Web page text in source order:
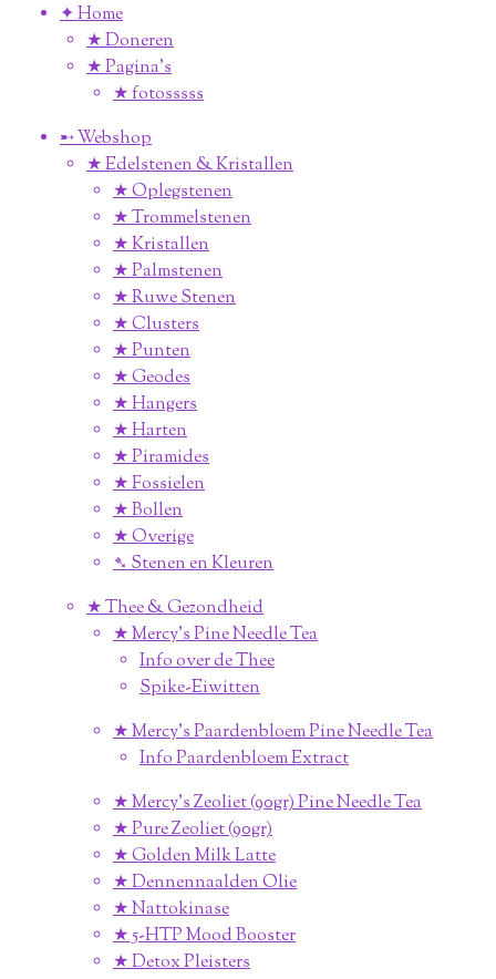
✦ Home
★ Doneren
★ Pagina’s
★ fotosssss
➸ Webshop
★ Edelstenen & Kristallen
★ Oplegstenen
★ Trommelstenen
★ Kristallen
★ Palmstenen
★ Ruwe Stenen
★ Clusters
★ Punten
★ Geodes
★ Hangers
★ Harten
★ Piramides
★ Fossielen
★ Bollen
★ Overige
➴ Stenen en Kleuren
★ Thee & Gezondheid
★ Mercy's Pine Needle Tea
Info over de Thee
Spike-Eiwitten
★ Mercy's Paardenbloem Pine Needle Tea
Info Paardenbloem Extract
★ Mercy's Zeoliet (90gr) Pine Needle Tea
★ Pure Zeoliet (90gr)
★ Golden Milk Latte
★ Dennennaalden Olie
★ Nattokinase
★ 5-HTP Mood Booster
★ Detox Pleisters